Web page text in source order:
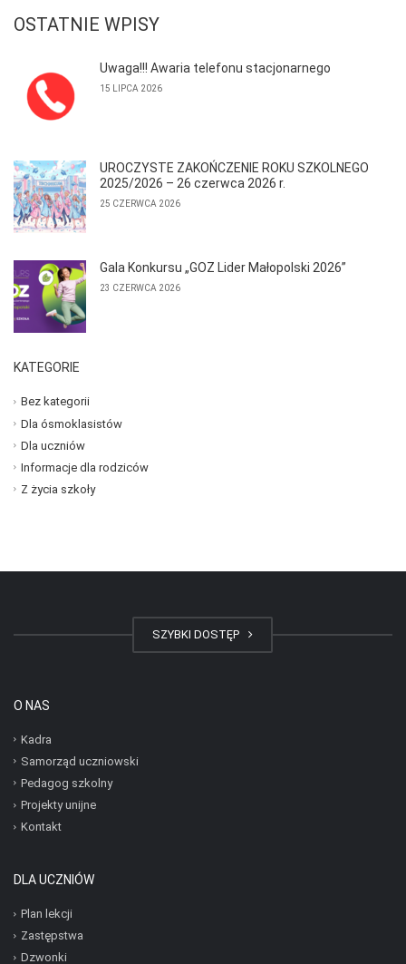
OSTATNIE WPISY
Uwaga!!! Awaria telefonu stacjonarnego
15 LIPCA 2026
UROCZYSTE ZAKOŃCZENIE ROKU SZKOLNEGO
2025/2026 – 26 czerwca 2026 r.
25 CZERWCA 2026
Gala Konkursu „GOZ Lider Małopolski 2026”
23 CZERWCA 2026
KATEGORIE
Bez kategorii
Dla ósmoklasistów
Dla uczniów
Informacje dla rodziców
Z życia szkoły
SZYBKI DOSTĘP
O NAS
Kadra
Samorząd uczniowski
Pedagog szkolny
Projekty unijne
Kontakt
DLA UCZNIÓW
Plan lekcji
Zastępstwa
Dzwonki